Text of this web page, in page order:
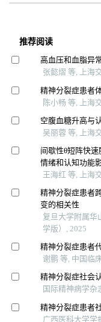
推荐阅读
高血压和血脂异
张懿熠 等, 上海
精神分裂症患者
陈小畅 等, 上海
空腹血糖升高与
吴丽蓉 等, 上海
间歇性θ短阵快速
情绪和认知功能
王海红 等, 上海
精神分裂症患者
变的相关性
复旦大学附属华
学版）, 2025
精神分裂症患者
谢鹏 等, 中国临
精神分裂症社会
国际精神病学杂
精神分裂症患者
广西医科大学学